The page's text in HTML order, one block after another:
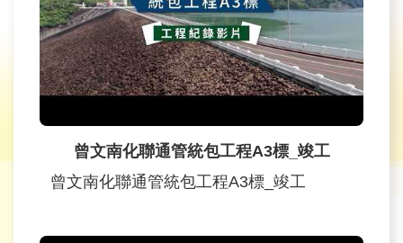
曾文南化聯通管統包工程A3標_竣工
曾文南化聯通管統包工程A3標_竣工